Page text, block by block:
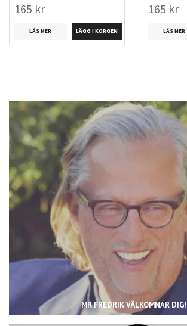
MR FREDRIK VÄLKOMNAR DIG!
165 kr
LÄS MER
165 kr
LÄS MER